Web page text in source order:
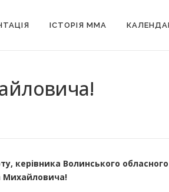
ІСТОРІЯ MMA
керівника Волинського обласного
Михайловича!